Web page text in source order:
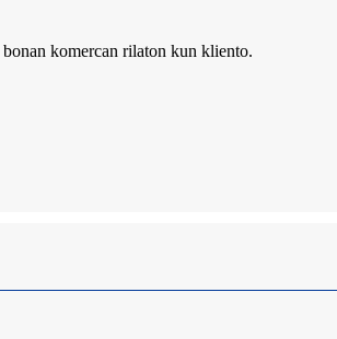
komercan rilaton kun kliento.